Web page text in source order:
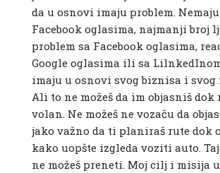
da u osnovi imaju problem.
Facebook oglasima, najmanji broj
problem sa Facebook oglasima,
Google oglasima ili sa
imaju u osnovi svog biznisa i svog
Ali to ne možeš da im objasniš dok
volan. Ne možeš ne vozaču da
jako važno da ti planiraš rute dok
kako uopšte izgleda voziti auto.
ne možeš preneti. Moj cilj i misija